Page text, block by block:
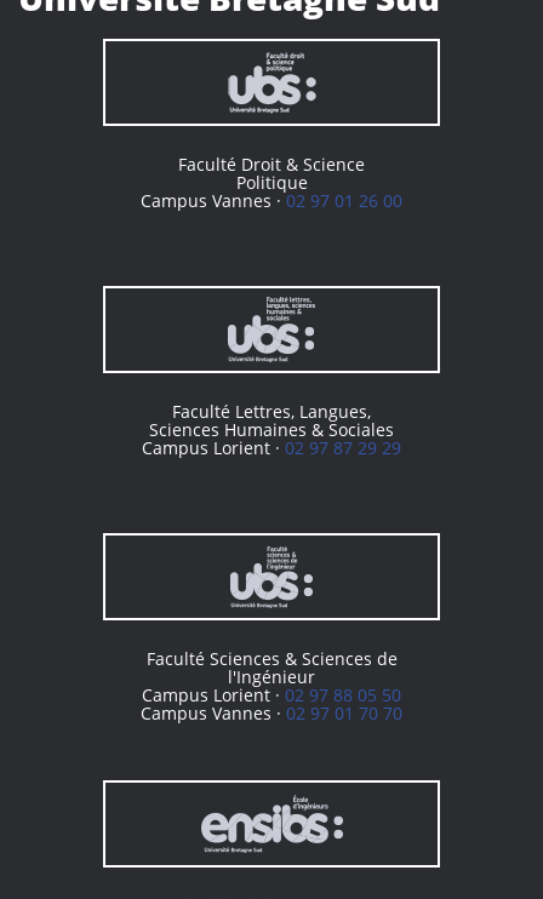
Faculté Droit & Science
Politique
Campus Vannes ·02 97 01 26 00
Faculté Lettres, Langues,
Sciences Humaines & Sociales
Campus Lorient · 02 97 87 29 29
Faculté Sciences & Sciences de
l'Ingénieur
Campus Lorient · 02 97 88 05 50
Campus Vannes · 02 97 01 70 70